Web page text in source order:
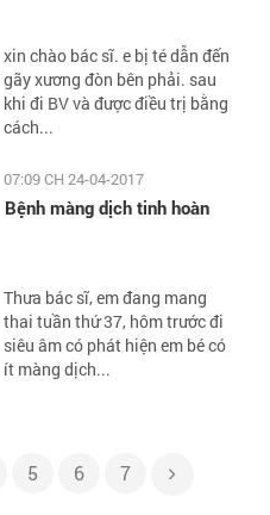
xin chào bác sĩ. e bị té dẫn đến
gãy xương đòn bên phải. sau
khi đi BV và được điều trị bằng
cách...
07:09 CH 24-04-2017
Bệnh màng dịch tinh hoàn
Thưa bác sĩ, em đang mang
thai tuần thứ 37, hôm trước đi
siêu âm có phát hiện em bé có
ít màng dịch...
5 6 7